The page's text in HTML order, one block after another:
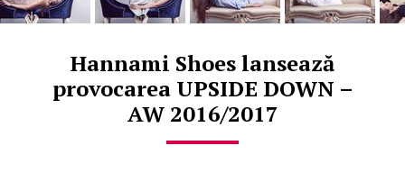
Hannami Shoes lansează
provocarea UPSIDE DOWN –
AW 2016/2017